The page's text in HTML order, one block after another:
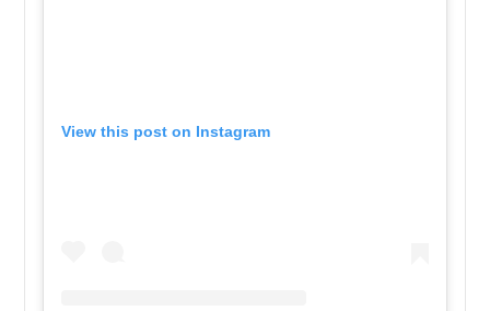
View this post on Instagram